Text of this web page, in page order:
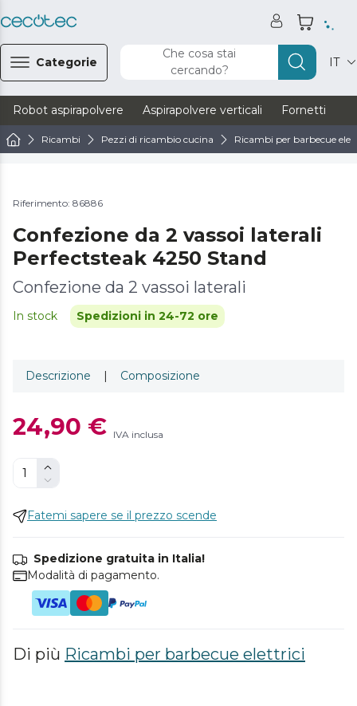
Categorie
Che cosa stai
cercando?
IT
Robot aspirapolvere Aspirapolvere verticali Fornetti
Ricambi Pezzi di ricambio cucina Ricambi per barbecue
Riferimento: 86886
Confezione da 2 vassoi laterali
Perfectsteak 4250 Stand
Confezione da 2 vassoi laterali
In stock Spedizioni in 24-72 ore
Descrizione | Composizione
24,90 € IVA inclusa
Fatemi sapere se il prezzo scende
Spedizione gratuita in Italia!
Modalità di pagamento.
Di più Ricambi per barbecue elettrici